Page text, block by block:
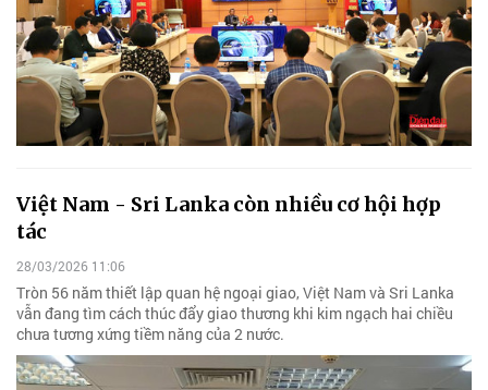
Việt Nam - Sri Lanka còn nhiều cơ hội hợp
tác
28/03/2026 11:06
Tròn 56 năm thiết lập quan hệ ngoại giao, Việt Nam và Sri Lanka
vẫn đang tìm cách thúc đẩy giao thương khi kim ngạch hai chiều
chưa tương xứng tiềm năng của 2 nước.